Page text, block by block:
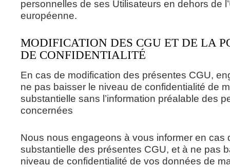
personnelles de ses Utilisateurs en dehors de
européenne.
MODIFICATION DES CGU ET DE LA
DE CONFIDENTIALITÉ
En cas de modification des présentes CGU,
ne pas baisser le niveau de confidentialité de
substantielle sans l’information préalable des
concernées
Nous nous engageons à vous informer en cas
substantielle des présentes CGU, et à ne pas
niveau de confidentialité de vos données de